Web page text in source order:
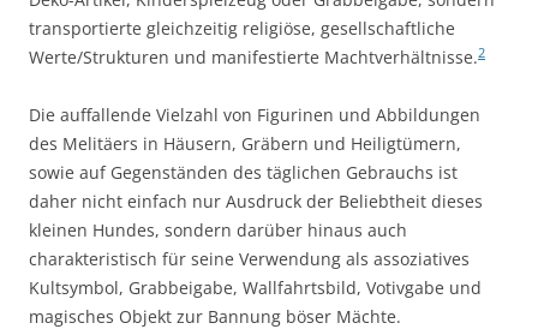
transportierte gleichzeitig religiöse, gesellschaftliche
Werte/Strukturen und manifestierte Machtverhältnisse.2
Die auffallende Vielzahl von Figurinen und Abbildungen
des Melitäers in Häusern, Gräbern und Heiligtümern,
sowie auf Gegenständen des täglichen Gebrauchs ist
daher nicht einfach nur Ausdruck der Beliebtheit dieses
kleinen Hundes, sondern darüber hinaus auch
charakteristisch für seine Verwendung als assoziatives
Kultsymbol, Grabbeigabe, Wallfahrtsbild, Votivgabe und
magisches Objekt zur Bannung böser Mächte.